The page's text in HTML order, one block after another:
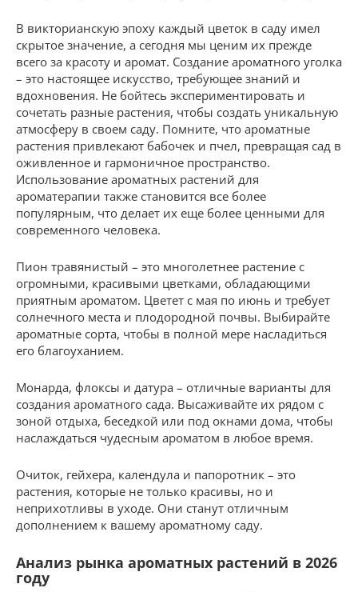
В викторианскую эпоху каждый цветок в саду имел
скрытое значение, а сегодня мы ценим их прежде
всего за красоту и аромат. Создание ароматного уголка
– это настоящее искусство, требующее знаний и
вдохновения. Не бойтесь экспериментировать и
сочетать разные растения, чтобы создать уникальную
атмосферу в своем саду. Помните, что ароматные
растения привлекают бабочек и пчел, превращая сад в
оживленное и гармоничное пространство.
Использование ароматных растений для
ароматерапии также становится все более
популярным, что делает их еще более ценными для
современного человека.
Пион травянистый – это многолетнее растение с
огромными, красивыми цветками, обладающими
приятным ароматом. Цветет с мая по июнь и требует
солнечного места и плодородной почвы. Выбирайте
ароматные сорта, чтобы в полной мере насладиться
его благоуханием.
Монарда, флоксы и датура – отличные варианты для
создания ароматного сада. Высаживайте их рядом с
зоной отдыха, беседкой или под окнами дома, чтобы
наслаждаться чудесным ароматом в любое время.
Очиток, гейхера, календула и папоротник – это
растения, которые не только красивы, но и
неприхотливы в уходе. Они станут отличным
дополнением к вашему ароматному саду.
Анализ рынка ароматных растений в 2026
году